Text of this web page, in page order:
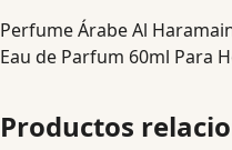
Perfume Árabe Al
Eau de Parfum 60ml Para
Productos